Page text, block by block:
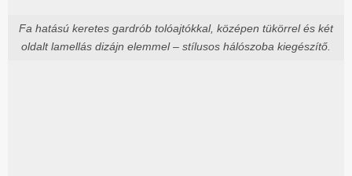
Fa hatású keretes gardrób tolóajtókkal, középen tükörrel és két
oldalt lamellás dizájn elemmel – stílusos hálószoba kiegészítő.